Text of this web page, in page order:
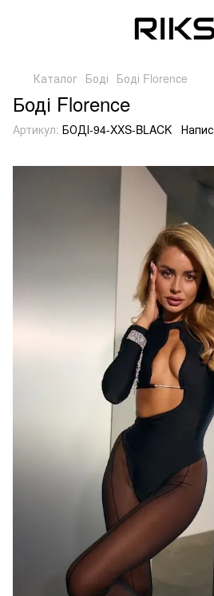
Каталог Боді Боді Florence
Боді Florence
Артикул: БОДІ-94-XXS-BLACK